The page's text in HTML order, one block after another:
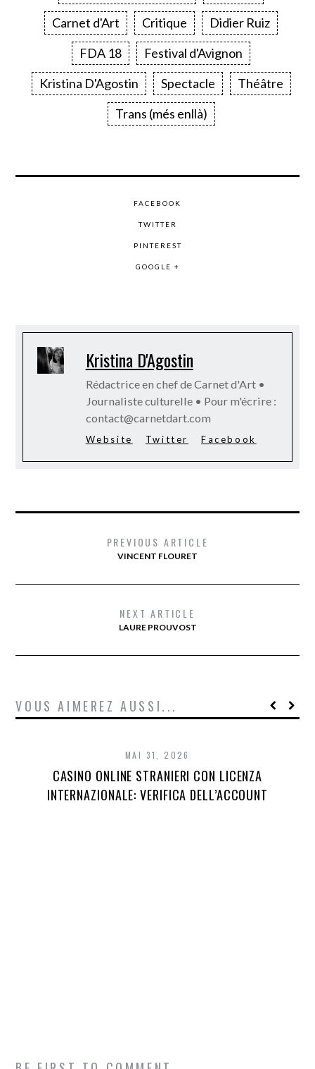
Carnet d'Art
Critique
Didier Ruiz
FDA 18
Festival d'Avignon
Kristina D'Agostin
Spectacle
Théâtre
Trans (més enllà)
FACEBOOK
TWITTER
PINTEREST
GOOGLE +
Kristina D'Agostin
Rédactrice en chef de Carnet d'Art •
Journaliste culturelle • Pour m'écrire :
contact@carnetdart.com
Website Twitter Facebook
PREVIOUS ARTICLE
VINCENT FLOURET
NEXT ARTICLE
LAURE PROUVOST
VOUS AIMEREZ AUSSI...
MAI 31, 2026
CASINO ONLINE STRANIERI CON LICENZA
INTERNAZIONALE: VERIFICA DELL’ACCOUNT